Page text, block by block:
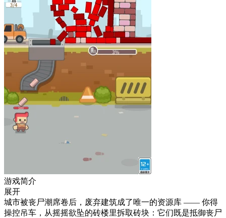
游戏简介
展开
城市被丧尸潮席卷后，废弃建筑成了唯一的资源库 —— 你得
操控吊车，从摇摇欲坠的砖楼里拆取砖块：它们既是抵御丧尸